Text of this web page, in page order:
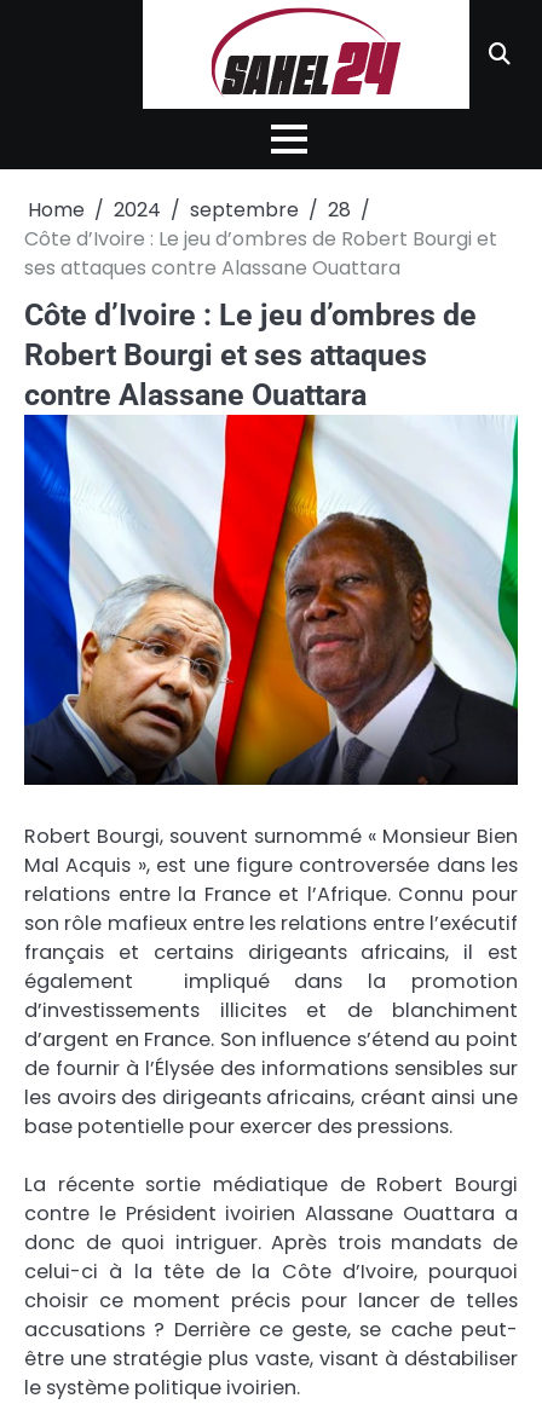
Home 2024 septembre
28
Côte d’Ivoire : Le jeu d’ombres de Robert Bourgi et
ses attaques contre Alassane Ouattara
Côte d’Ivoire : Le jeu d’ombres de
Robert Bourgi et ses attaques
contre Alassane Ouattara
Robert Bourgi, souvent surnommé « Monsieur Bien
Mal Acquis », est une figure controversée dans les
relations entre la France et l’Afrique. Connu pour
son rôle mafieux entre les relations entre l’exécutif
français et certains dirigeants africains, il est
également impliqué dans la promotion
d’investissements illicites et de blanchiment
d’argent en France. Son influence s’étend au point
de fournir à l’Élysée des informations sensibles sur
les avoirs des dirigeants africains, créant ainsi une
base potentielle pour exercer des pressions.
La récente sortie médiatique de Robert Bourgi
contre le Président ivoirien Alassane Ouattara a
donc de quoi intriguer. Après trois mandats de
celui-ci à la tête de la Côte d’Ivoire, pourquoi
choisir ce moment précis pour lancer de telles
accusations ? Derrière ce geste, se cache peut-
être une stratégie plus vaste, visant à déstabiliser
le système politique ivoirien.